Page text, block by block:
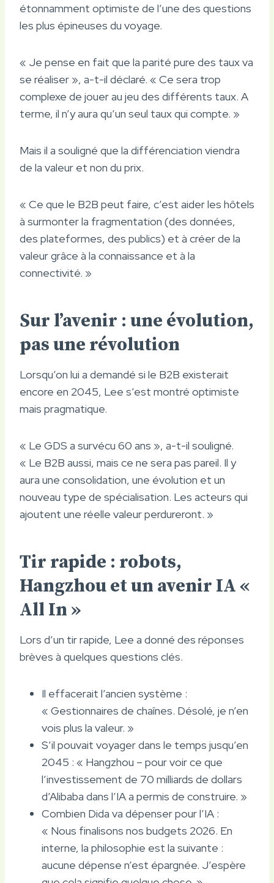
étonnamment optimiste de l’une des questions
les plus épineuses du voyage.
« Je pense en fait que la parité pure des taux va
se réaliser », a-t-il déclaré. « Ce sera trop
complexe de jouer au jeu des différents taux. A
terme, il n’y aura qu’un seul taux qui compte. »
Mais il a souligné que la différenciation viendra
de la valeur et non du prix.
« Ce que le B2B peut faire, c’est aider les hôtels
à surmonter la fragmentation (des données,
des plateformes, des publics) et à créer de la
valeur grâce à la connaissance et à la
connectivité. »
Sur l’avenir : une évolution,
pas une révolution
Lorsqu’on lui a demandé si le B2B existerait
encore en 2045, Lee s’est montré optimiste
mais pragmatique.
« Le GDS a survécu 60 ans », a-t-il souligné.
« Le B2B aussi, mais ce ne sera pas pareil. Il y
aura une consolidation, une évolution et un
nouveau type de spécialisation. Les acteurs qui
ajoutent une réelle valeur perdureront. »
Tir rapide : robots,
Hangzhou et un avenir IA «
All In »
Lors d’un tir rapide, Lee a donné des réponses
brèves à quelques questions clés.
Il effacerait l’ancien système :
« Gestionnaires de chaînes. Désolé, je n’en
vois plus la valeur. »
S’il pouvait voyager dans le temps jusqu’en
2045 : « Hangzhou – pour voir ce que
l’investissement de 70 milliards de dollars
d’Alibaba dans l’IA a permis de construire. »
Combien Dida va dépenser pour l’IA :
« Nous finalisons nos budgets 2026. En
interne, la philosophie est la suivante :
aucune dépense n’est épargnée. J’espère